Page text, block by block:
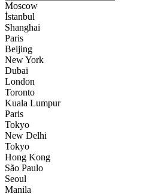
Moscow
İstanbul
Shanghai
Paris
Beijing
New York
Dubai
London
Toronto
Kuala Lumpur
Paris
Tokyo
New Delhi
Tokyo
Hong Kong
São Paulo
Seoul
Manila